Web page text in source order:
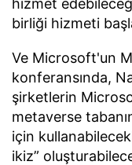
hizmet
birliği hizmeti
Ve Microsoft'un
konferansında,
şirketlerin
metaverse
için
ikiz”